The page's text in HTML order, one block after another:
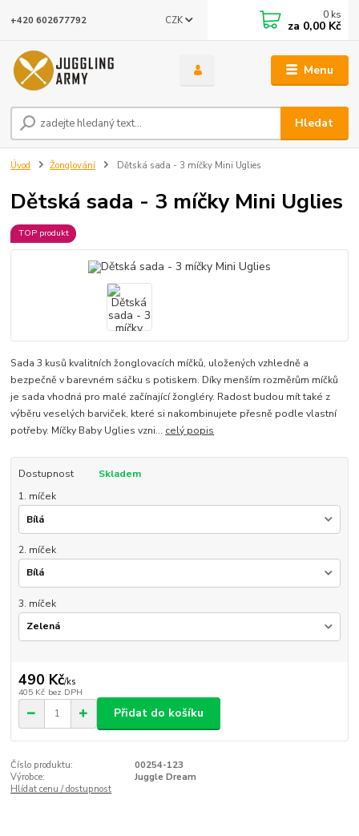
Menu
CZK
Hledat
+420 602677792 0 ks
za 0,00 Kč
Úvod Žonglování Dětská sada - 3 míčky Mini Uglies
Dětská sada - 3 míčky Mini Uglies
TOP produkt
Sada 3 kusů kvalitních žonglovacích míčků, uložených vzhledně a
bezpečně v barevném sáčku s potiskem. Díky menším rozměrům míčků
je sada vhodná pro malé začínající žongléry. Radost budou mít také z
výběru veselých barviček, které si nakombinujete přesně podle vlastní
potřeby. Míčky Baby Uglies vzni... celý popis
Dostupnost
Skladem
1. míček
2. míček
3. míček
490 Kč/ks
405 Kč bez DPH
Přidat do košíku
Číslo produktu:
00254-123
Výrobce:
Juggle Dream
Hlídat cenu / dostupnost